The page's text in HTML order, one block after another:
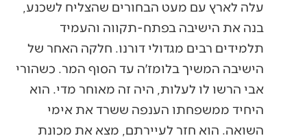
עלה לארץ עם מעט הבחורים שהצליח לשכנע,
בנה את הישיבה בפתח-תקווה והעמיד
תלמידים רבים מגדולי דורנו. חלקה האחר של
הישיבה המשיך בלומז׳ה עד הסוף המר. כשהורי
אבי הרשו לו לעלות, היה זה מאוחר מדי. הוא
היחיד ממשפחתו הענפה ששרד את אימי
השואה. הוא חזר לעיירתם, מצא את מכונת